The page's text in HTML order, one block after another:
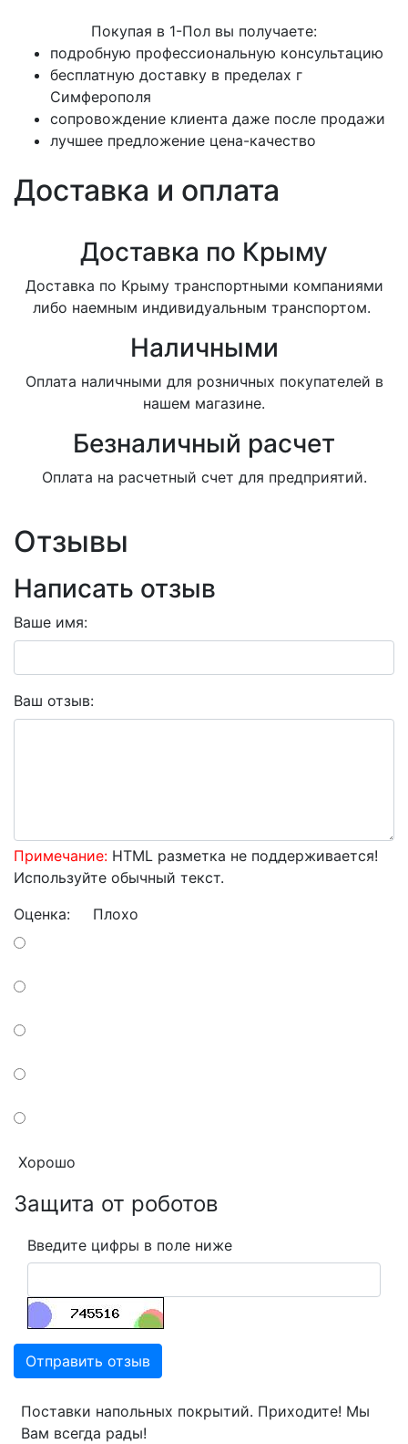
Покупая в 1-Пол вы получаете:
подробную профессиональную консультацию
бесплатную доставку в пределах г
Симферополя
сопровождение клиента даже после продажи
лучшее предложение цена-качество
Доставка и оплата
Доставка по Крыму
Доставка по Крыму транспортными компаниями
либо наемным индивидуальным транспортом.
Наличными
Оплата наличными для розничных покупателей в
нашем магазине.
Безналичный расчет
Оплата на расчетный счет для предприятий.
Отзывы
Написать отзыв
Ваше имя:
Ваш отзыв:
Примечание: HTML разметка не поддерживается!
Используйте обычный текст.
Оценка: Плохо
Хорошо
Защита от роботов
Введите цифры в поле ниже
Отправить отзыв
Поставки напольных покрытий. Приходите! Мы
Вам всегда рады!